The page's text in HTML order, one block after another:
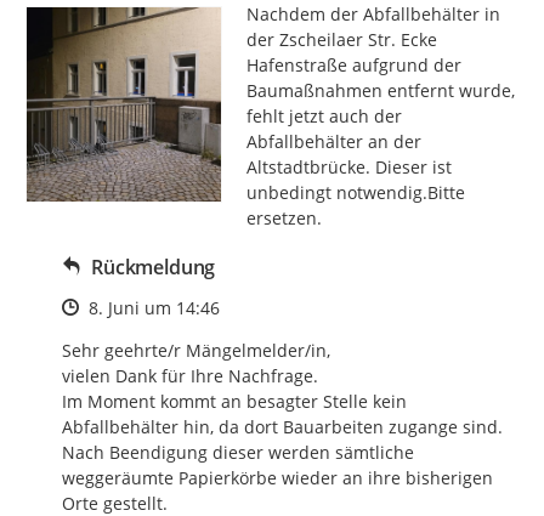
Nachdem der Abfallbehälter in
der Zscheilaer Str. Ecke
Hafenstraße aufgrund der
Baumaßnahmen entfernt wurde,
fehlt jetzt auch der
Abfallbehälter an der
Altstadtbrücke. Dieser ist
unbedingt notwendig.Bitte
ersetzen.
Rückmeldung
Zeitpunkt des Erstellens
8. Juni um 14:46
Sehr geehrte/r Mängelmelder/in,
vielen Dank für Ihre Nachfrage.
Im Moment kommt an besagter Stelle kein
Abfallbehälter hin, da dort Bauarbeiten zugange sind.
Nach Beendigung dieser werden sämtliche
weggeräumte Papierkörbe wieder an ihre bisherigen
Orte gestellt.